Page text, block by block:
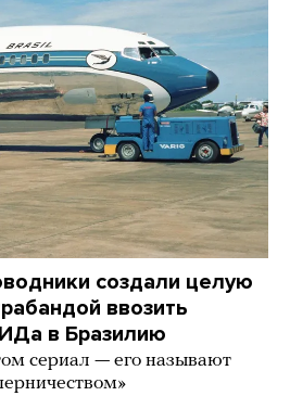
создали целую
ввозить
в Бразилию
сериал — его называют